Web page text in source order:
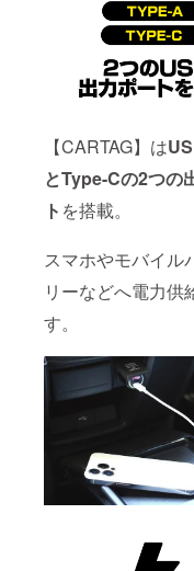
【CARTAG】は
とType-Cの2つの
ト を搭載。
スマホやモバイル
リーなどへ電力供
す。